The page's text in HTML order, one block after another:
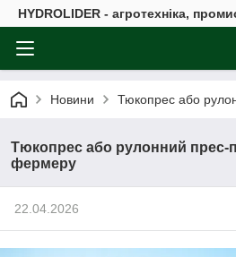
HYDROLIDER - агротехніка,
Новини Тюкопрес або
Тюкопрес або рулонний прес-
фермеру
22.04.2026